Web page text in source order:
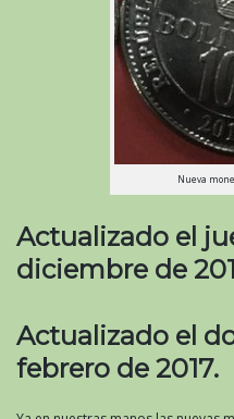
Nueva
Actualizado el
diciembre de
Actualizado el
febrero de 2017.